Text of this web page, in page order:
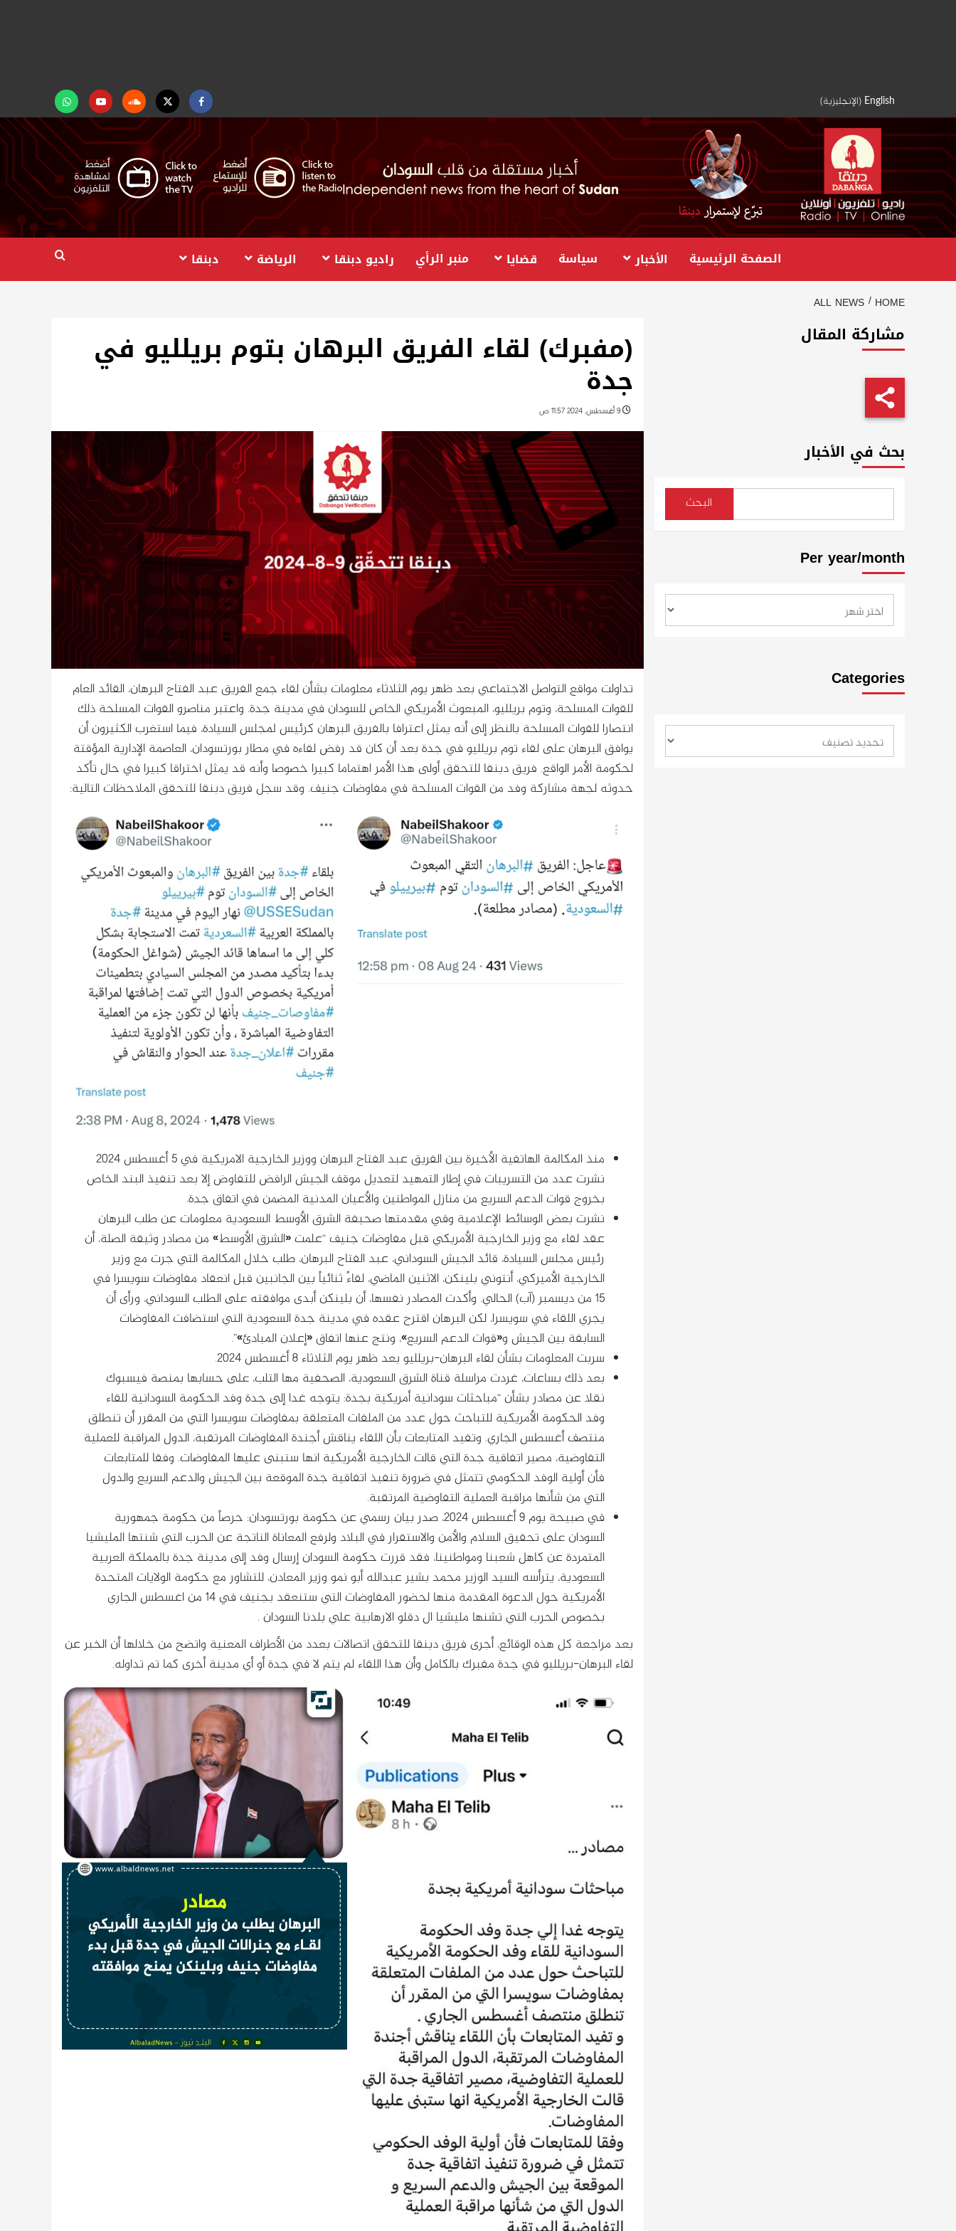
English
(الإنجليزية)
Facebook
Twitter
Soundcloud
Youtubeتابعنا
على
واتساب
الصفحة الرئيسية الأخبار سياسة قضايا منبر الرأي راديو دبنقا الرياضة دبنقا
HOME
ALL NEWS
(مفبرك) لقاء الفريق البرهان بتوم بريلليو في
جدة
9 أغسطس، 2024 11:57 ص
تداولت مواقع التواصل الاجتماعي بعد ظهر يوم الثلاثاء معلومات بشأن لقاء جمع الفريق عبد الفتاح البرهان، القائد العام
للقوات المسلحة، وتوم بريلليو، المبعوث الأمريكي الخاص للسودان في مدينة جدة. واعتبر مناصرو القوات المسلحة ذلك
انتصارا للقوات المسلحة بالنظر إلى أنه يمثل اعترافا بالفريق البرهان كرئيس لمجلس السيادة، فيما استغرب الكثيرون أن
يوافق البرهان على لقاء توم بريلليو في جدة بعد أن كان قد رفض لقاءه في مطار بورتسودان، العاصمة الإدارية المؤقتة
لحكومة الأمر الواقع. فريق دبنقا للتحقق أولى هذا الأمر اهتماما كبيرا خصوصا وأنه قد يمثل اختراقا كبيرا في حال تأكد
حدوثه لجهة مشاركة وفد من القوات المسلحة في مفاوضات جنيف. وقد سجل فريق دبنقا للتحقق الملاحظات التالية:
منذ المكالمة الهاتفية الأخيرة بين الفريق عبد الفتاح البرهان ووزير الخارجية الامريكية في 5 أغسطس 2024
نشرت عدد من التسريبات في إطار التمهيد لتعديل موقف الجيش الرافض للتفاوض إلا بعد تنفيذ البند الخاص
بخروج قوات الدعم السريع من منازل المواطنين والأعيان المدنية المضمن في اتفاق جدة.
نشرت بعض الوسائط الإعلامية وفي مقدمتها صحيفة الشرق الأوسط السعودية معلومات عن طلب البرهان
عقد لقاء مع وزير الخارجية الأمريكي قبل مفاوضات جنيف “علمت «الشرق الأوسط» من مصادر وثيقة الصلة، أن
رئيس مجلس السيادة، قائد الجيش السوداني، عبد الفتاح البرهان، طلب خلال المكالمة التي جرت مع وزير
الخارجية الأميركي، أنتوني بلينكن، الاثنين الماضي، لقاءً ثنائياً بين الجانبين قبل انعقاد مفاوضات سويسرا في
15 من ديسمبر (آب) الحالي. وأكدت المصادر نفسها، أن بلينكن أبدى موافقته على الطلب السوداني، ورأى أن
يجري اللقاء في سويسرا، لكن البرهان اقترح عقده في مدينة جدة السعودية التي استضافت المفاوضات
السابقة بين الجيش و«قوات الدعم السريع»، ونتج عنها اتفاق «إعلان المبادئ»”.
سربت المعلومات بشأن لقاء البرهان-بريلليو بعد ظهر يوم الثلاثاء 8 أغسطس 2024.
بعد ذلك بساعات، غردت مراسلة قناة الشرق السعودية، الصحفية مها التلب، على حسابها بمنصة فيسبوك
نقلا عن مصادر بشأن “مباحثات سودانية أمريكية بجدة: يتوجه غدا إلى جدة وفد الحكومة السودانية للقاء
وفد الحكومة الأمريكية للتباحث حول عدد من الملفات المتعلقة بمفاوضات سويسرا التي من المقرر أن تنطلق
منتصف أغسطس الجاري. وتفيد المتابعات بأن اللقاء يناقش أجندة المفاوضات المرتقبة، الدول المراقبة للعملية
التفاوضية، مصير اتفاقية جدة التي قالت الخارجية الأمريكية انها ستبنى عليها المفاوضات. وفقا للمتابعات
فأن أولية الوفد الحكومي تتمثل في ضرورة تنفيذ اتفاقية جدة الموقعة بين الجيش والدعم السريع والدول
التي من شأنها مراقبة العملية التفاوضية المرتقبة.
في صبيحة يوم 9 أغسطس 2024، صدر بيان رسمي عن حكومة بورتسودان: حرصاً من حكومة جمهورية
السودان على تحقيق السلام والأمن والاستقرار في البلاد ولرفع المعاناة الناتجة عن الحرب التي شنتها المليشيا
المتمردة عن كاهل شعبنا ومواطنينا، فقد قررت حكومة السودان إرسال وفد إلى مدينة جدة بالمملكة العربية
السعودية، يترأسه السيد الوزير محمد بشير عبدالله أبو نمو وزير المعادن، للتشاور مع حكومة الولايات المتحدة
الأمريكية حول الدعوة المقدمة منها لحضور المفاوضات التي ستنعقد بجنيف في ١٤ من اغسطس الجاري
بخصوص الحرب التي تشنها مليشيا ال دقلو الارهابية علي بلدنا السودان .
بعد مراجعة كل هذه الوقائع، أجرى فريق دبنقا للتحقق اتصالات بعدد من الأطراف المعنية واتضح من خلالها أن الخبر عن
لقاء البرهان-بريلليو في جدة مفبرك بالكامل وأن هذا اللقاء لم يتم لا في جدة أو أي مدينة أخرى كما تم تداوله.
مشاركة المقال
بحث في الأخبار
البحث
Per year/month
Categories